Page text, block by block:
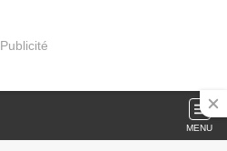
Publicité
MENU